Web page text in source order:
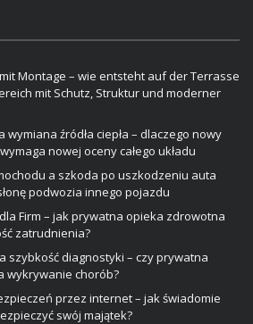
Montage – wie entsteht auf der Terrasse
mit Schutz, Struktur und moderner
wymiana źródła ciepła – dlaczego nowy
nowej oceny całego układu
a szkoda po uszkodzeniu auta
podwozia innego pojazdu
Firm – jak prywatna opieka zdrowotna
zatrudnienia?
szybkość diagnostyki – czy prywatna
wykrywanie chorób?
przez internet – jak świadomie
swój majątek?